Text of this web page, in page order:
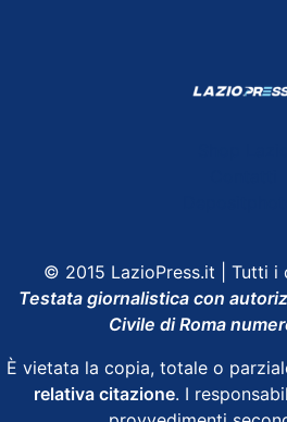
© 2015 LazioPress.it | Tutti i
Testata giornalistica con
Civile di Roma
È vietata la copia, totale o
relativa citazione. I